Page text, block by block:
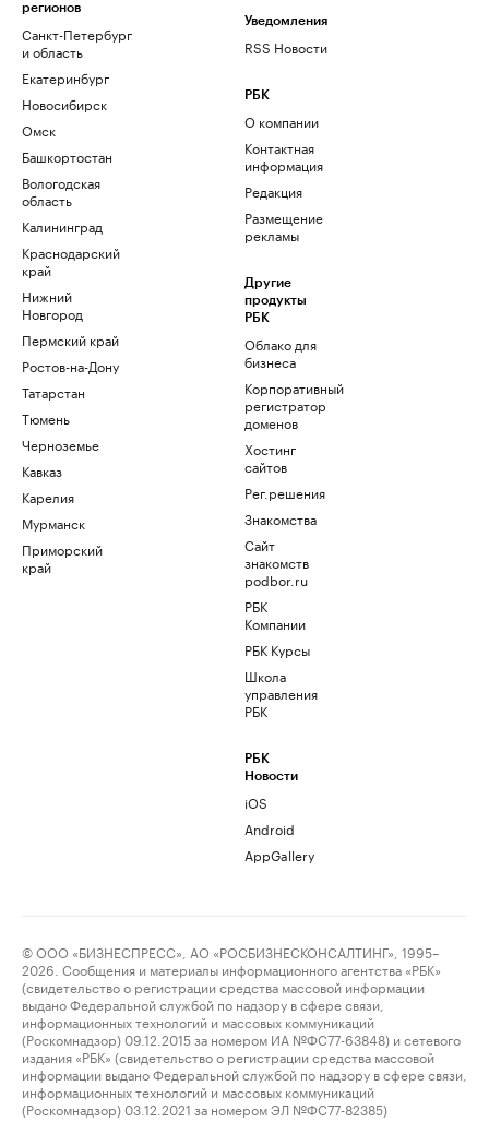
регионов
Санкт-Петербург
и область
Екатеринбург
Новосибирск
Омск
Башкортостан
Вологодская
область
Калининград
Краснодарский
край
Нижний
Новгород
Пермский край
Ростов-на-Дону
Татарстан
Тюмень
Черноземье
Кавказ
Карелия
Мурманск
Приморский
край
Уведомления
RSS Новости
РБК
О компании
Контактная
информация
Редакция
Размещение
рекламы
Другие
продукты
РБК
Облако для
бизнеса
Корпоративный
регистратор
доменов
Хостинг
сайтов
Рег.решения
Знакомства
Сайт
знакомств
podbor.ru
РБК
Компании
РБК Курсы
Школа
управления
РБК
РБК
Новости
iOS
Android
AppGallery
© ООО «БИЗНЕСПРЕСС», АО «РОСБИЗНЕСКОНСАЛТИНГ», 1995–
2026. Сообщения и материалы информационного агентства «РБК»
(свидетельство о регистрации средства массовой информации
выдано Федеральной службой по надзору в сфере связи,
информационных технологий и массовых коммуникаций
(Роскомнадзор) 09.12.2015 за номером ИА №ФС77-63848) и сетевого
издания «РБК» (свидетельство о регистрации средства массовой
информации выдано Федеральной службой по надзору в сфере связи,
информационных технологий и массовых коммуникаций
(Роскомнадзор) 03.12.2021 за номером ЭЛ №ФС77-82385)